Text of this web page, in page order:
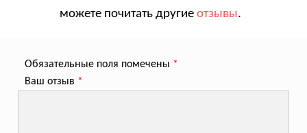
можете почитать другие отзывы.
Обязательные поля помечены *
Ваш отзыв *